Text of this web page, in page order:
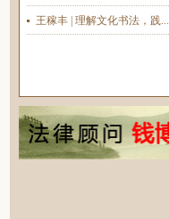
王稼丰 | 理解文化书法，践...